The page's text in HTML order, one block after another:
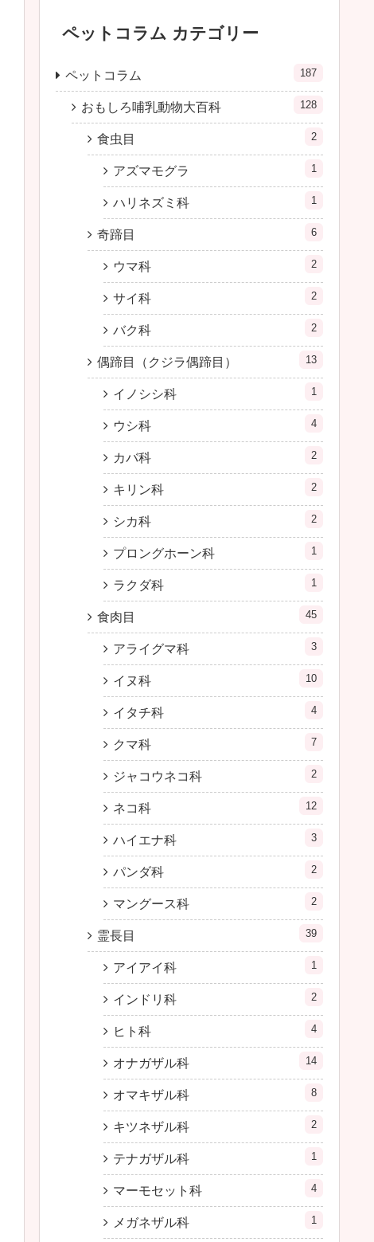
ペットコラム カテゴリー
ペットコラム 187
おもしろ哺乳動物大百科 128
食虫目 2
アズマモグラ 1
ハリネズミ科 1
奇蹄目 6
ウマ科 2
サイ科 2
バク科 2
偶蹄目（クジラ偶蹄目） 13
イノシシ科 1
ウシ科 4
カバ科 2
キリン科 2
シカ科 2
プロングホーン科 1
ラクダ科 1
食肉目 45
アライグマ科 3
イヌ科 10
イタチ科 4
クマ科 7
ジャコウネコ科 2
ネコ科 12
ハイエナ科 3
パンダ科 2
マングース科 2
霊長目 39
アイアイ科 1
インドリ科 2
ヒト科 4
オナガザル科 14
オマキザル科 8
キツネザル科 2
テナガザル科 1
マーモセット科 4
メガネザル科 1